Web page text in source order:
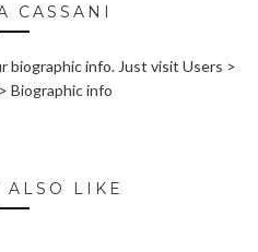
CASSANI
biographic info. Just visit Users >
Biographic info
ALSO LIKE